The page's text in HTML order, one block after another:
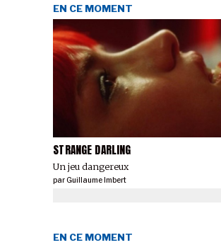
STRANGE DARLING
Un jeu dangereux
EN CE MOMENT
parGuillaume Imbert
EN CE MOMENT